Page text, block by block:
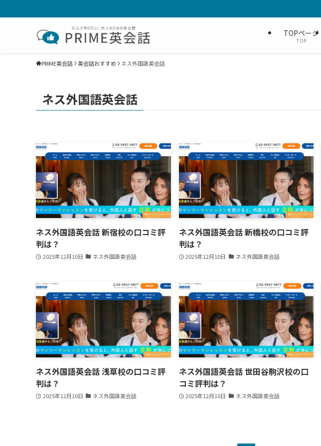
TOPページ
TOP
PRIME英会話 英会話おすすめ ネス外国語英会話
ネス外国語英会話
ネス外国語英会話 新宿校の口コミ評
判は？
2025年12月10日 ネス外国語英会話
ネス外国語英会話 新橋校の口コミ評
判は？
2025年12月10日 ネス外国語英会話
ネス外国語英会話 浅草校の口コミ評
判は？
2025年12月10日 ネス外国語英会話
ネス外国語英会話 世田谷駒沢校の口
コミ評判は？
2025年12月10日 ネス外国語英会話